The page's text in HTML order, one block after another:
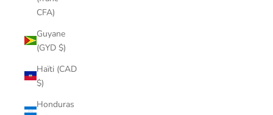
CFA)
Guyane
(GYD $)
Haïti (CAD
$)
Honduras